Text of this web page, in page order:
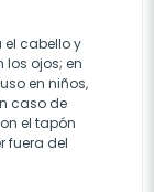
el cabello y
los ojos; en
en niños,
caso de
el tapón
fuera del